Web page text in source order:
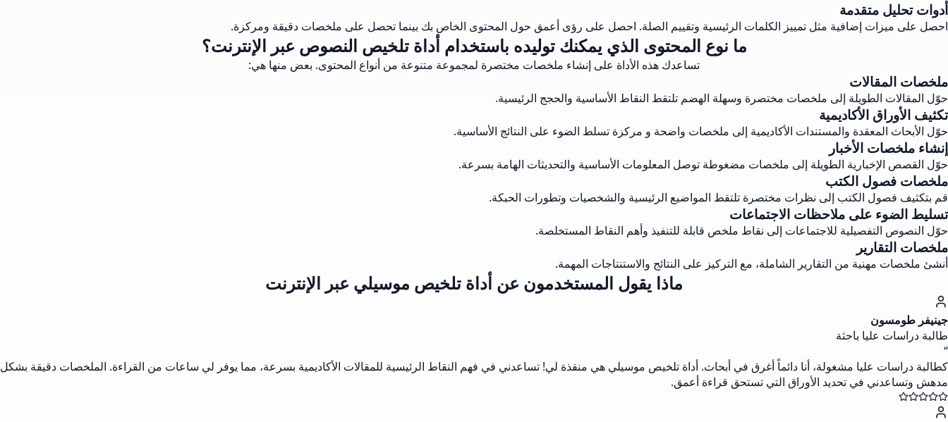
أدوات تحليل متقدمة
احصل على ميزات إضافية مثل تمييز الكلمات الرئيسية وتقييم الصلة. احصل على رؤى أعمق حول المحتوى الخاص بك بينما تحصل على ملخصات دقيقة ومركزة.
ما نوع المحتوى الذي يمكنك توليده باستخدام أداة تلخيص النصوص عبر الإنترنت؟
تساعدك هذه الأداة على إنشاء ملخصات مختصرة لمجموعة متنوعة من أنواع المحتوى. بعض منها هي:
ملخصات المقالات
حوّل المقالات الطويلة إلى ملخصات مختصرة وسهلة الهضم تلتقط النقاط الأساسية والحجج الرئيسية.
تكثيف الأوراق الأكاديمية
حوّل الأبحاث المعقدة والمستندات الأكاديمية إلى ملخصات واضحة و مركزة تسلط الضوء على النتائج الأساسية.
إنشاء ملخصات الأخبار
حوّل القصص الإخبارية الطويلة إلى ملخصات مضغوطة توصل المعلومات الأساسية والتحديثات الهامة بسرعة.
ملخصات فصول الكتب
قم بتكثيف فصول الكتب إلى نظرات مختصرة تلتقط المواضيع الرئيسية والشخصيات وتطورات الحبكة.
تسليط الضوء على ملاحظات الاجتماعات
حوّل النصوص التفصيلية للاجتماعات إلى نقاط ملخص قابلة للتنفيذ وأهم النقاط المستخلصة.
ملخصات التقارير
أنشئ ملخصات مهنية من التقارير الشاملة، مع التركيز على النتائج والاستنتاجات المهمة.
ماذا يقول المستخدمون عن أداة تلخيص موسيلي عبر الإنترنت
جينيفر طومسون
طالبة دراسات عليا باحثة
“
كطالبة دراسات عليا مشغولة، أنا دائماً أغرق في أبحاث. أداة تلخيص موسيلي هي منقذة لي! تساعدني في فهم النقاط الرئيسية للمقالات الأكاديمية بسرعة، مما يوفر لي ساعات من القراءة. الملخصات دقيقة بشكل
مدهش وتساعدني في تحديد الأوراق التي تستحق قراءة أعمق.